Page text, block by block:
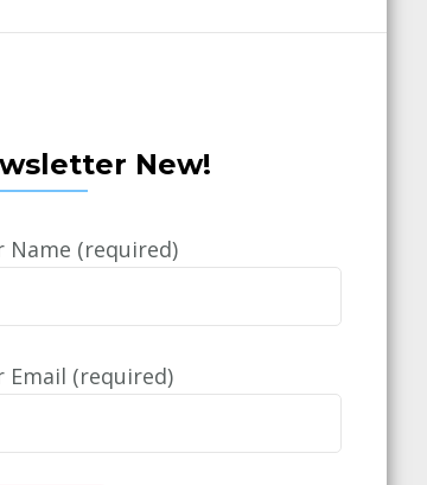
New!
Name (required)
Email (required)